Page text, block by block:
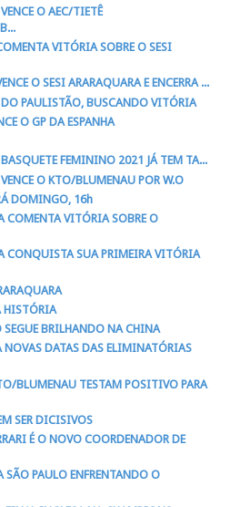
O AEC/TIETÊ
VITÓRIA SOBRE O SESI
O SESI ARARAQUARA E ENCERRA ...
DO PAULISTÃO, BUSCANDO VITÓRIA
O GP DA ESPANHA
FEMININO 2021 JÁ TEM TA...
O KTO/BLUMENAU POR W.O
DOMINGO, 16h
COMENTA VITÓRIA SOBRE O
CONQUISTA SUA PRIMEIRA VITÓRIA
HISTÓRIA
BRILHANDO NA CHINA
DATAS DAS ELIMINATÓRIAS
BLUMENAU TESTAM POSITIVO PARA
SER DICISIVOS
É O NOVO COORDENADOR DE
SÃO PAULO ENFRENTANDO O